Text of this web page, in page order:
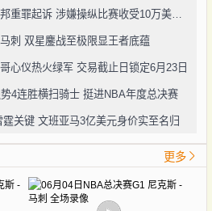
前黄蜂后卫罗齐尔面临联邦重罪起诉 涉嫌操纵比赛收受10万美元贿赂
刺 双星鏖战至极限显王者底蕴
心仪热火绿军 交易截止日锁定6月23日
4连胜横扫骑士 挺进NBA年度总决赛
关键 文班亚马3亿美元身价实至名归
更多